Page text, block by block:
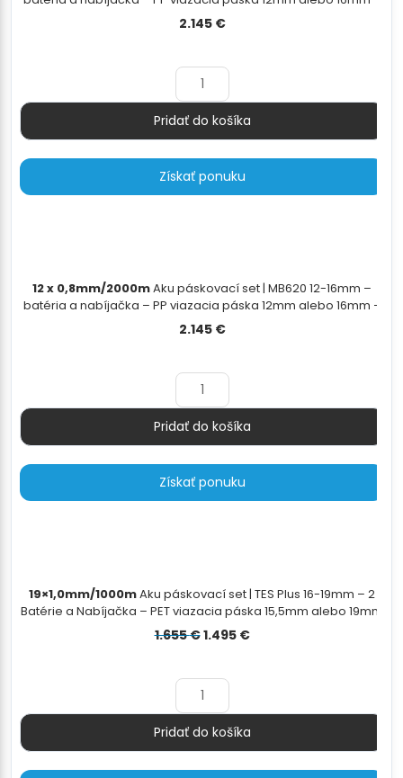
odvíjač pásky - 12x0,8mm/2000m
2.145 €
Množstvo
Pridať do košíka
Získať ponuku
12 x 0,8mm/2000mAku páskovací set | MB620 12-16mm –
batéria a nabíjačka – PP viazacia páska 12mm alebo 16mm –
odvíjač pásky - 12x0,55mm/3000m
2.145 €
Množstvo
Pridať do košíka
Získať ponuku
19×1,0mm/1000mAku páskovací set | TES Plus 16-19mm – 2
Batérie a Nabíjačka – PET viazacia páska 15,5mm alebo 19mm
– PET/PP odvíjač - 19×1,0mm/1000m
1.655€Pôvodná
1.655 €.
1.495 €Aktuálna
Množstvo
Pridať do košíka